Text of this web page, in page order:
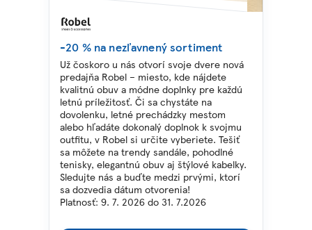
-20 % na nezľavnený sortiment
Už čoskoro u nás otvorí svoje dvere nová
predajňa Robel – miesto, kde nájdete
kvalitnú obuv a módne doplnky pre každú
letnú príležitosť. Či sa chystáte na
dovolenku, letné prechádzky mestom
alebo hľadáte dokonalý doplnok k svojmu
outfitu, v Robel si určite vyberiete. Tešiť
sa môžete na trendy sandále, pohodlné
tenisky, elegantnú obuv aj štýlové kabelky.
Sledujte nás a buďte medzi prvými, ktorí
sa dozvedia dátum otvorenia!
Platnosť: 9. 7. 2026 do 31. 7.2026